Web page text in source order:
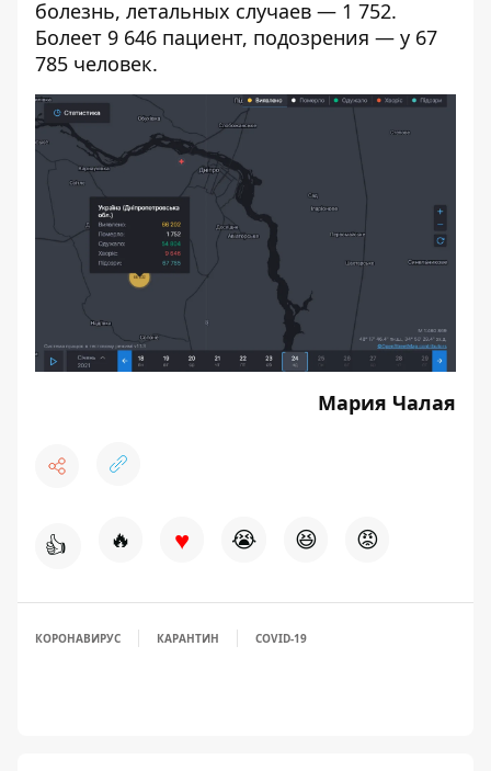
болезнь, летальных случаев — 1 752.
Болеет 9 646 пациент, подозрения — у 67
785 человек.
Мария Чалая
👍 🔥 ♥ 😭 😆 😡
КОРОНАВИРУС КАРАНТИН COVID-19